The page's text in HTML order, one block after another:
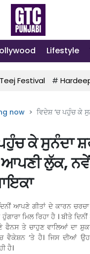
Lifestyle
Teej Festival #
now ਵਿਦੇਸ਼ ‘ਚ ਪਹੁੰਚ ਕੇ
ਕੇ ਸੁਨੰਦਾ
ਲੁੱਕ,
ਆਪਣੇ ਗੀਤਾਂ ਦੇ ਕਾਰਨ
ਮਿਲ ਰਿਹਾ ਹੈ । ਬੀਤੇ
ਤੇ ਚਾਹੁਣ ਵਾਲਿਆਂ ਦਾ
ਵੈਕੇਸ਼ਨ ‘ਤੇ ਹੈ। ਜਿਸ ਦੀਆਂ ਉਹ
ਹੈ।